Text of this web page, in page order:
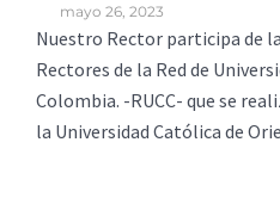
mayo 26, 2023
Nuestro Rector participa de
Rectores de la Red de
Colombia. -RUCC- que se
la Universidad Católica de